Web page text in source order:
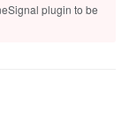
plugin to be